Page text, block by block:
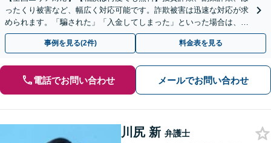
ったくり被害など、幅広く対応可能です。詐欺被害は迅速な対応が求
められます。「騙された」「入金してしまった」といった場合は、お
早めにご相談ください。【電話・メール・WEB相談可】
事例を見る(2件) 料金表を見る
電話でお問い合わせ メールでお問い合わせ
川尻 新 弁護士